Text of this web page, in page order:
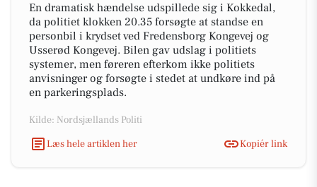
En dramatisk hændelse udspillede sig i Kokkedal,
da politiet klokken 20.35 forsøgte at standse en
personbil i krydset ved Fredensborg Kongevej og
Usserød Kongevej. Bilen gav udslag i politiets
systemer, men føreren efterkom ikke politiets
anvisninger og forsøgte i stedet at undkøre ind på
en parkeringsplads.
Kilde: Nordsjællands Politi
Læs hele artiklen her
Kopiér link